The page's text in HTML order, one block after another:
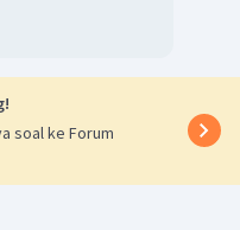
soal ke Forum